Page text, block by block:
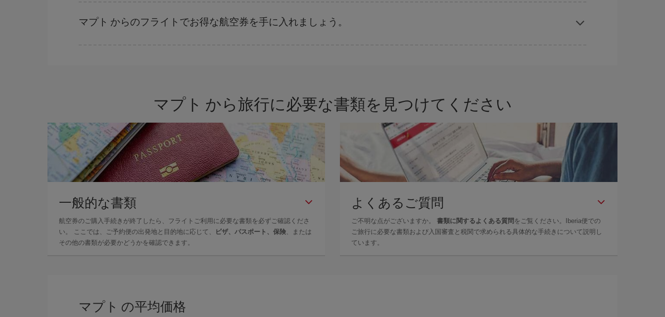
マプト からのフライトでお得な航空券を手に入れましょう。
マプト から旅行に必要な書類を見つけてください
一般的な書類
航空券のご購入手続きが終了したら、フライトご利用に必要な書類を必ずご確認くださ
い。 ここでは、ご予約便の出発地と目的地に応じて、
ビザ、パスポート、保険 、または
その他の書類が必要かどうかを確認できます。
よくあるご質問
ご不明な点がございますか。 書類に関するよくある質問 をご覧ください。Iberia便での
ご旅行に必要な書類および入国審査と税関で求められる具体的な手続きについて説明し
ています。
マプト の平均価格